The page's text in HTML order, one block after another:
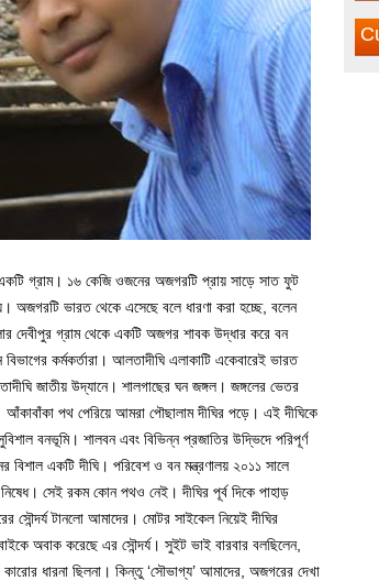
গ্রাম। ১৬ কেজি ওজনের অজগরটি প্রায় সাড়ে সাত ফুট
অজগরটি ভারত থেকে এসেছে বলে ধারণা করা হচ্ছে, বলেন
দেবীপুর গ্রাম থেকে একটি অজগর শাবক উদ্ধার করে বন
কর্মকর্তারা। আলতাদীঘি এলাকাটি একেবারেই ভারত
জাতীয় উদ্যানে। শালগাছের ঘন জঙ্গল। জঙ্গলের ভেতর
পথ পেরিয়ে আমরা পৌছালাম দীঘির পড়ে। এই দীঘিকে
বনভূমি। শালবন এবং বিভিন্ন প্রজাতির উদ্ভিদে পরিপূর্ণ
একটি দীঘি। পরিবেশ ও বন মন্ত্রণালয় ২০১১ সালে
সেই রকম কোন পথও নেই। দীঘির পূর্ব দিকে পাহাড়
টানলো আমাদের। মোটর সাইকেল নিয়েই দীঘির
অবাক করেছে এর সৌন্দর্য। সুইট ভাই বারবার বলছিলেন,
ধারনা ছিলনা। কিন্তু ‘সৌভাগ্য’ আমাদের, অজগরের দেখা